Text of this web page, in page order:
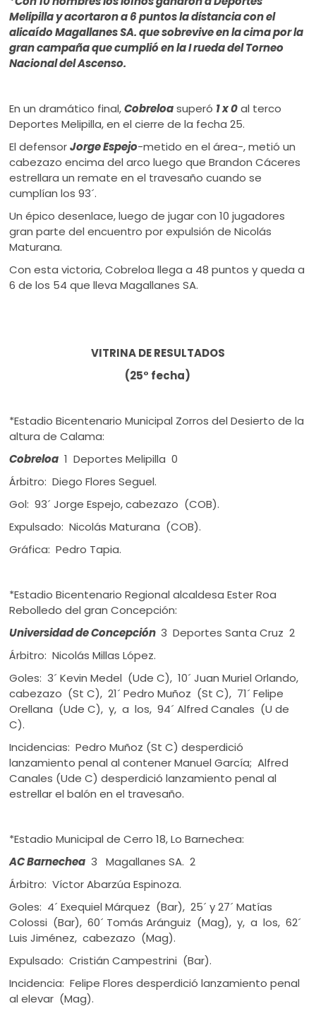
Melipilla y acortaron a 6 puntos la distancia con el
alicaído Magallanes SA. que sobrevive en la cima por la
gran campaña que cumplió en la I rueda del Torneo
Nacional del Ascenso.
En un dramático final,Cobreloasuperó 1 x 0al terco
Deportes Melipilla, en el cierre de la fecha 25.
El defensorJorge Espejo-metido en el área-, metió un
cabezazo encima del arco luego que Brandon Cáceres
estrellara un remate en el travesaño cuando se
cumplían los 93´.
Un épico desenlace, luego de jugar con 10 jugadores
gran parte del encuentro por expulsión de Nicolás
Maturana.
Con esta victoria, Cobreloa llega a 48 puntos y queda a
6 de los 54 que lleva Magallanes SA.
VITRINA DE RESULTADOS
(25° fecha)
*Estadio Bicentenario Municipal Zorros del Desierto de la
altura de Calama:
Cobreloa 1 Deportes Melipilla 0
Árbitro: Diego Flores Seguel.
Gol: 93´ Jorge Espejo, cabezazo (COB).
Expulsado: Nicolás Maturana (COB).
Gráfica: Pedro Tapia.
*Estadio Bicentenario Regional alcaldesa Ester Roa
Rebolledo del gran Concepción:
Universidad de Concepción 3 Deportes Santa Cruz 2
Árbitro: Nicolás Millas López.
Goles: 3´ Kevin Medel (Ude C), 10´ Juan Muriel Orlando,
cabezazo (St C), 21´ Pedro Muñoz (St C), 71´ Felipe
Orellana (Ude C), y, a los, 94´ Alfred Canales (U de
C).
Incidencias: Pedro Muñoz (St C) desperdició
lanzamiento penal al contener Manuel García; Alfred
Canales (Ude C) desperdició lanzamiento penal al
estrellar el balón en el travesaño.
*Estadio Municipal de Cerro 18, Lo Barnechea:
AC Barnechea 3 Magallanes SA. 2
Árbitro: Víctor Abarzúa Espinoza.
Goles: 4´ Exequiel Márquez (Bar), 25´ y 27´ Matías
Colossi (Bar), 60´ Tomás Aránguiz (Mag), y, a los, 62´
Luis Jiménez, cabezazo (Mag).
Expulsado: Cristián Campestrini (Bar).
Incidencia: Felipe Flores desperdició lanzamiento penal
al elevar (Mag).